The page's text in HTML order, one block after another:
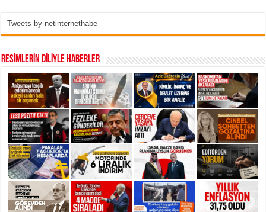
Tweets by netinternethabe
RESİMLERİN DİLİYLE HABERLER